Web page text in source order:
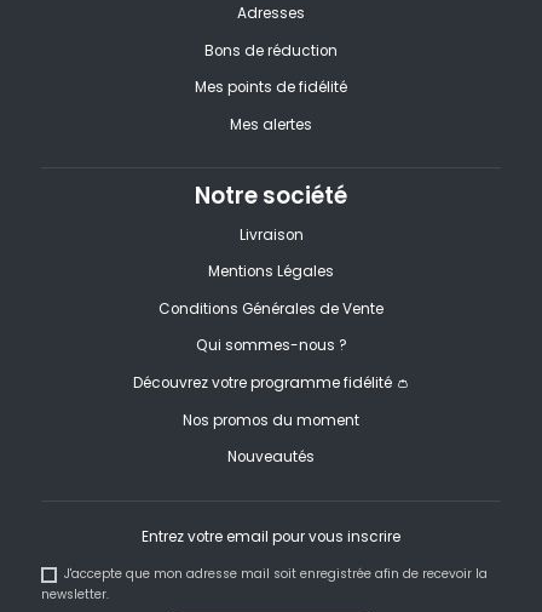
Adresses
Bons de réduction
Mes points de fidélité
Mes alertes
Notre société
Livraison
Mentions Légales
Conditions Générales de Vente
Qui sommes-nous ?
Découvrez votre programme fidélité 👛
Nos promos du moment
Nouveautés
Entrez votre email pour vous inscrire
J'accepte que mon adresse mail soit enregistrée afin de recevoir la
newsletter.